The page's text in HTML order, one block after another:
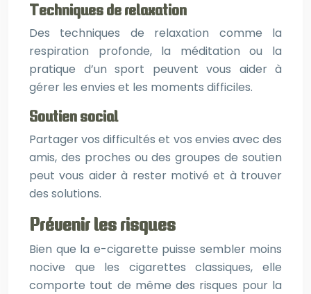
Techniques de relaxation
Des techniques de relaxation comme la
respiration profonde, la méditation ou la
pratique d’un sport peuvent vous aider à
gérer les envies et les moments difficiles.
Soutien social
Partager vos difficultés et vos envies avec des
amis, des proches ou des groupes de soutien
peut vous aider à rester motivé et à trouver
des solutions.
Prévenir les risques
Bien que la e-cigarette puisse sembler moins
nocive que les cigarettes classiques, elle
comporte tout de même des risques pour la